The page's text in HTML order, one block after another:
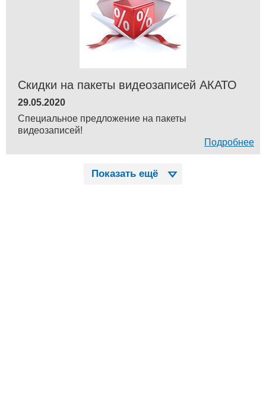
Скидки на пакеты видеозаписей АКАТО
29.05.2020
Специальное предложение на пакеты
видеозаписей!
Подробнее
Показать ещё